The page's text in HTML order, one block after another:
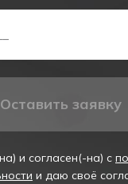
Оставить заявку
и согласен(-на) с
и даю своё